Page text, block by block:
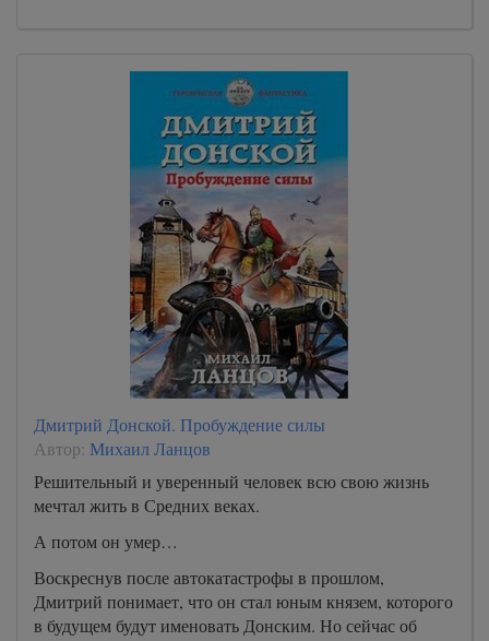
Дмитрий Донской. Пробуждение силы
Автор: Михаил Ланцов
Решительный и уверенный человек всю свою жизнь
мечтал жить в Средних веках.
А потом он умер…
Воскреснув после автокатастрофы в прошлом,
Дмитрий понимает, что он стал юным князем, которого
в будущем будут именовать Донским. Но сейчас об